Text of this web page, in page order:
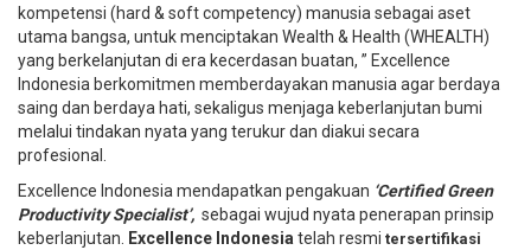
kompetensi (hard & soft competency) manusia sebagai aset
utama bangsa, untuk menciptakan Wealth & Health (WHEALTH)
yang berkelanjutan di era kecerdasan buatan, ” Excellence
Indonesia berkomitmen memberdayakan manusia agar berdaya
saing dan berdaya hati, sekaligus menjaga keberlanjutan bumi
melalui tindakan nyata yang terukur dan diakui secara
profesional.
Excellence Indonesia mendapatkan pengakuan ‘Certified Green
Productivity Specialist’, sebagai wujud nyata penerapan prinsip
keberlanjutan.
Excellence Indonesia telah resmi tersertifikasi